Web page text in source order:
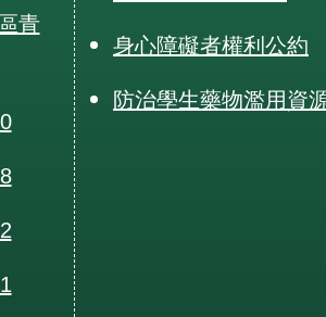
青
身心障礙者權利公約
防治學生藥物濫用資